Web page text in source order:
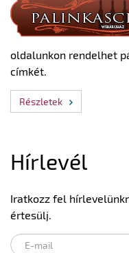
oldalunkon rendelhet
címkét.
Részletek
Hírlevél
Iratkozz fel
értesülj.